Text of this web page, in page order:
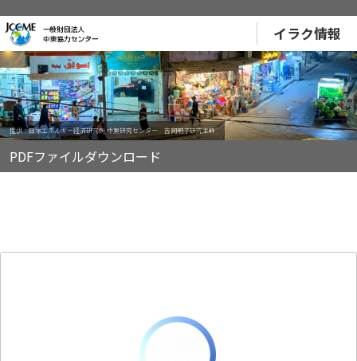
イラク情報
提供：日本エネルギー経済研究所 中東研究センター 吉岡明子研究主幹
PDFファイルダウンロード